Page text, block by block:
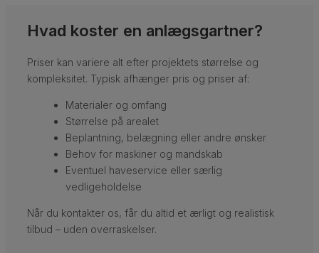
Hvad koster en anlægsgartner?
Priser kan variere alt efter projektets størrelse og
kompleksitet. Typisk afhænger pris og priser af:
Materialer og omfang
Størrelse på arealet
Beplantning, belægning eller andre ønsker
Behov for maskiner og mandskab
Eventuel haveservice eller særlig
vedligeholdelse
Når du kontakter os, får du altid et ærligt og realistisk
tilbud – uden overraskelser.